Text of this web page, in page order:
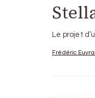
Le projet
Frédéric